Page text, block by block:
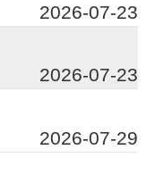
2026-07-23
2026-07-23
2026-07-29